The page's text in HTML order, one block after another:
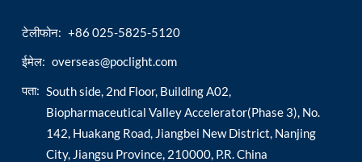
टेलीफोन: +86 025-5825-5120
ईमेल: overseas@poclight.com
पता: South side, 2nd Floor, Building A02,
Biopharmaceutical Valley Accelerator(Phase 3), No.
142, Huakang Road, Jiangbei New District, Nanjing
City, Jiangsu Province, 210000, P.R. China